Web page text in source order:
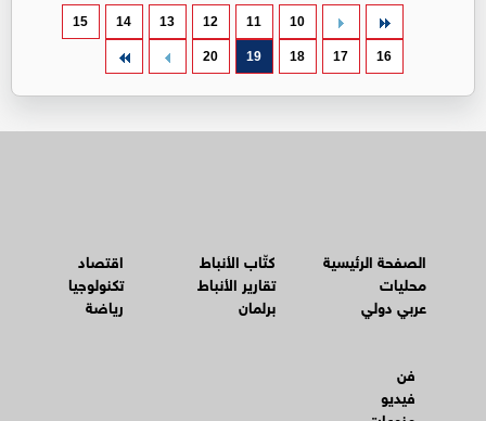
10
11
12
13
14
15
16
17
18
19
20
الصفحة الرئيسية
محليات
عربي دولي
كتّاب الأنباط
تقارير الأنباط
برلمان
اقتصاد
تكنولوجيا
رياضة
فن
فيديو